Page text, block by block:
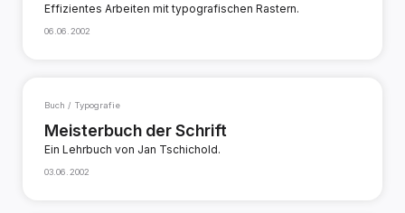
Effizientes Arbeiten mit typografischen Rastern.
06.06.2002
Buch / Typografie
Meisterbuch der Schrift
Ein Lehrbuch von Jan Tschichold.
03.06.2002